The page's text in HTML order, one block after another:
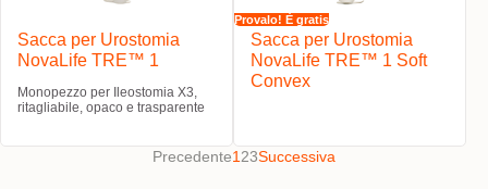
Sacca per Urostomia
NovaLife TRE™ 1
Monopezzo per Ileostomia X3,
ritagliabile, opaco e trasparente
Provalo! È gratis
Sacca per Urostomia
NovaLife TRE™ 1 Soft
Convex
Precedente1 23Successiva